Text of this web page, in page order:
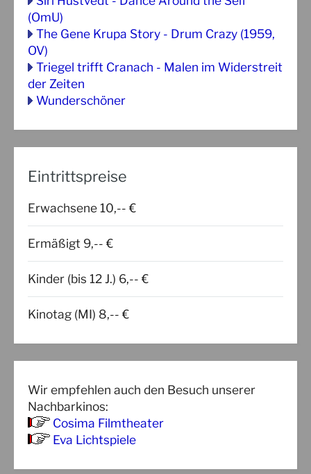
(OmU)
The Gene Krupa Story - Drum Crazy (1959,
OV)
Triegel trifft Cranach - Malen im Widerstreit
der Zeiten
Wunderschöner
Eintrittspreise
Erwachsene 10,-- €
Ermäßigt 9,-- €
Kinder (bis 12 J.) 6,-- €
Kinotag (MI) 8,-- €
Wir empfehlen auch den Besuch unserer
Nachbarkinos:
Cosima Filmtheater
Eva Lichtspiele